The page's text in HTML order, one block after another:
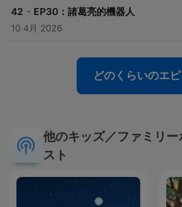
但作品本身出發點， 就是慢慢跟小朋友
論的很愉快。 也會在生活中舉例 小心
脾氣， 讚賞巧計跟大膽的行動， 總之
開心，平安順利。 . . Apple | Spotify | Youtube | KKbox 搜尋：兒
童故事-三國演義 . 另外~如果有想聽的
分享或mail-
頻率可能無法及時， 先行感謝來信~ .
42 - EP30：諸葛亮的機器人
10 4月 2026
どのくらいのエ
他のキッズ／ファミリー
スト